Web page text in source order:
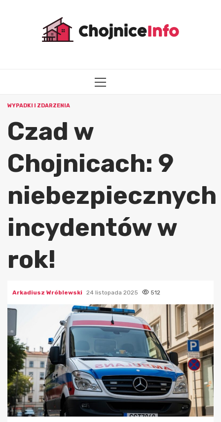
MENU
WYPADKI I ZDARZENIA
Czad w
Chojnicach: 9
niebezpiecznych
incydentów w
rok!
Arkadiusz Wróblewski 24 listopada 2025 512